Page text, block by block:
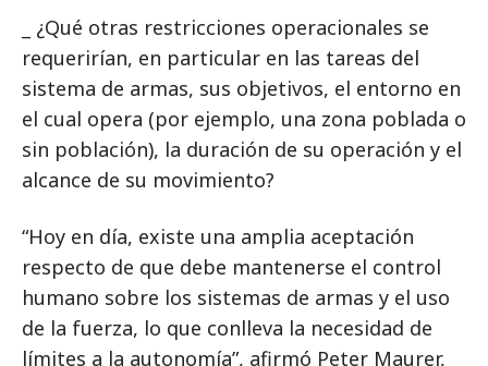
_ ¿Qué otras restricciones operacionales se
requerirían, en particular en las tareas del
sistema de armas, sus objetivos, el entorno en
el cual opera (por ejemplo, una zona poblada o
sin población), la duración de su operación y el
alcance de su movimiento?
“Hoy en día, existe una amplia aceptación
respecto de que debe mantenerse el control
humano sobre los sistemas de armas y el uso
de la fuerza, lo que conlleva la necesidad de
límites a la autonomía”, afirmó Peter Maurer,